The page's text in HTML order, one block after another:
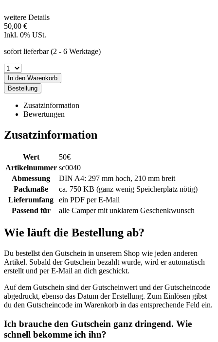
weitere Details
50,00 €
Inkl. 0% USt.
sofort lieferbar(2 - 6 Werktage)
In den Warenkorb
Bestellung
Zusatzinformation
Bewertungen
Zusatzinformation
Wert
50€
Artikelnummer sc0040
Abmessung
DIN A4: 297 mm hoch, 210 mm breit
Packmaße
ca. 750 KB (ganz wenig Speicherplatz nötig)
Lieferumfang
ein PDF per E-Mail
Passend für
alle Camper mit unklarem Geschenkwunsch
Wie läuft die Bestellung ab?
Du bestellst den Gutschein in unserem Shop wie jeden anderen
Artikel. Sobald der Gutschein bezahlt wurde, wird er automatisch
erstellt und per E-Mail an dich geschickt.
Auf dem Gutschein sind der Gutscheinwert und der Gutscheincode
abgedruckt, ebenso das Datum der Erstellung. Zum Einlösen gibst
du den Gutscheincode im Warenkorb in das entsprechende Feld ein.
Ich brauche den Gutschein ganz dringend. Wie
schnell bekomme ich ihn?